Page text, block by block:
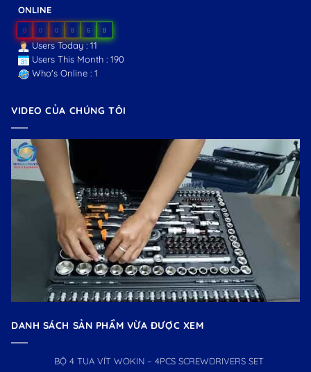
ONLINE
0 0 0 8 6 8
Users Today : 11
Users This Month : 190
Who's Online : 1
VIDEO CỦA CHÚNG TÔI
DANH SÁCH SẢN PHẨM VỪA ĐƯỢC XEM
BỘ 4 TUA VÍT WOKIN – 4PCS SCREWDRIVERS SET